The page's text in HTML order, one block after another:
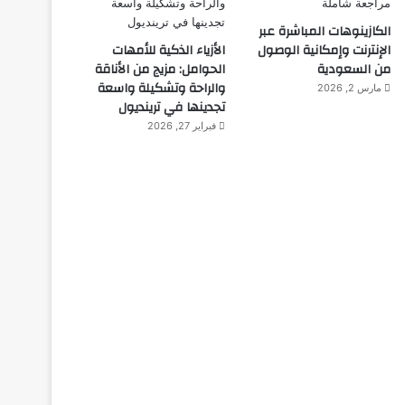
الكازينوهات المباشرة عبر
الإنترنت وإمكانية الوصول
من السعودية
مارس 2, 2026
الأزياء الذكية للأمهات
الحوامل: مزيج من الأناقة
والراحة وتشكيلة واسعة
تجدينها في ترينديول
فبراير 27, 2026